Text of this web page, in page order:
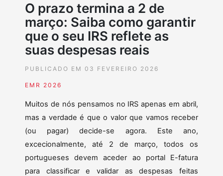
O prazo termina a 2 de
março: Saiba como garantir
que o seu IRS reflete as
suas despesas reais
PUBLICADO EM 03 FEVEREIRO 2026
EMR 2026
Muitos de nós pensamos no IRS apenas em abril,
mas a verdade é que o valor que vamos receber
(ou pagar) decide-se agora. Este ano,
excecionalmente, até 2 de março, todos os
portugueses devem aceder ao portal E-fatura
para classificar e validar as despesas feitas